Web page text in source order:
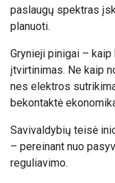
paslaugų spektras
planuoti.
Grynieji pinigai –
įtvirtinimas. Ne kaip
nes elektros
bekontaktė
Savivaldybių teisė
– pereinant nuo
reguliavimo.